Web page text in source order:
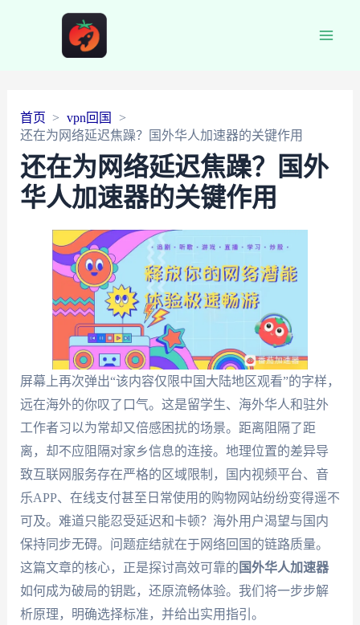
首页
vpn回国
还在为网络延迟焦躁？国外华人加速器的关键作用
还在为网络延迟焦躁？国外
华人加速器的关键作用
屏幕上再次弹出“该内容仅限中国大陆地区观看”的字样，
远在海外的你叹了口气。这是留学生、海外华人和驻外
工作者习以为常却又倍感困扰的场景。距离阻隔了距
离，却不应阻隔对家乡信息的连接。地理位置的差异导
致互联网服务存在严格的区域限制，国内视频平台、音
乐APP、在线支付甚至日常使用的购物网站纷纷变得遥不
可及。难道只能忍受延迟和卡顿？海外用户渴望与国内
保持同步无碍。问题症结就在于网络回国的链路质量。
这篇文章的核心，正是探讨高效可靠的 国外华人加速器
如何成为破局的钥匙，还原流畅体验。我们将一步步解
析原理，明确选择标准，并给出实用指引。